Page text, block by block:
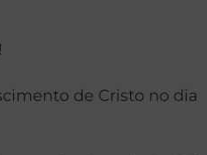
de Cristo no dia